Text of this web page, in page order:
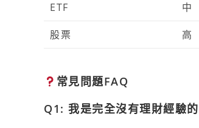
ETF 中
股票 高
常見問題FAQ
Q1: 我是完全沒有理財經驗的